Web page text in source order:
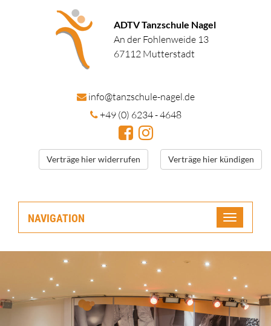
ADTV Tanzschule Nagel
An der Fohlenweide 13
67112 Mutterstadt
info@tanzschule-nagel.de
+49 (0) 6234 - 4648
Verträge hier widerrufen Verträge hier kündigen
NAVIGATION
Toggle